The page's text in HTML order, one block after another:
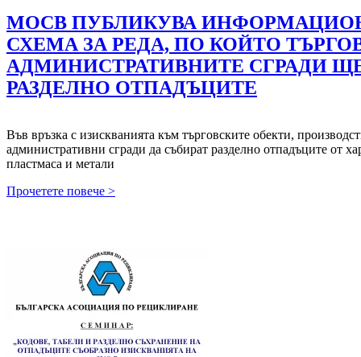
МОСВ ПУБЛИКУВА
СХЕМА ЗА РЕДА, ПО КОЙТО
АДМИНИСТРАТИВНИТЕ СГРАДИ
РАЗДЕЛНО ОТПАДЪЦИТЕ
Във връзка с изискванията към търговските обекти,
административни сгради да събират разделно отпадъците от
пластмаса и метали
Прочетете повече >МОСВ
ЗА
РЕДА,
ПО
КОЙТО
ТЪРГОВСКИТЕ
АДМИНИСТРАТИВНИТЕ